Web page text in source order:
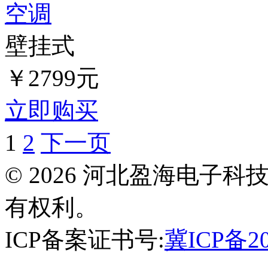
空调
壁挂式
￥2799元
立即购买
1 2 下一页
© 2026 河北盈海电子科
有权利。
ICP备案证书号:冀ICP备